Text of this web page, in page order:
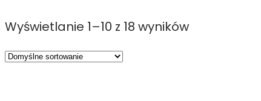
Wyświetlanie 1–10 z 18 wyników